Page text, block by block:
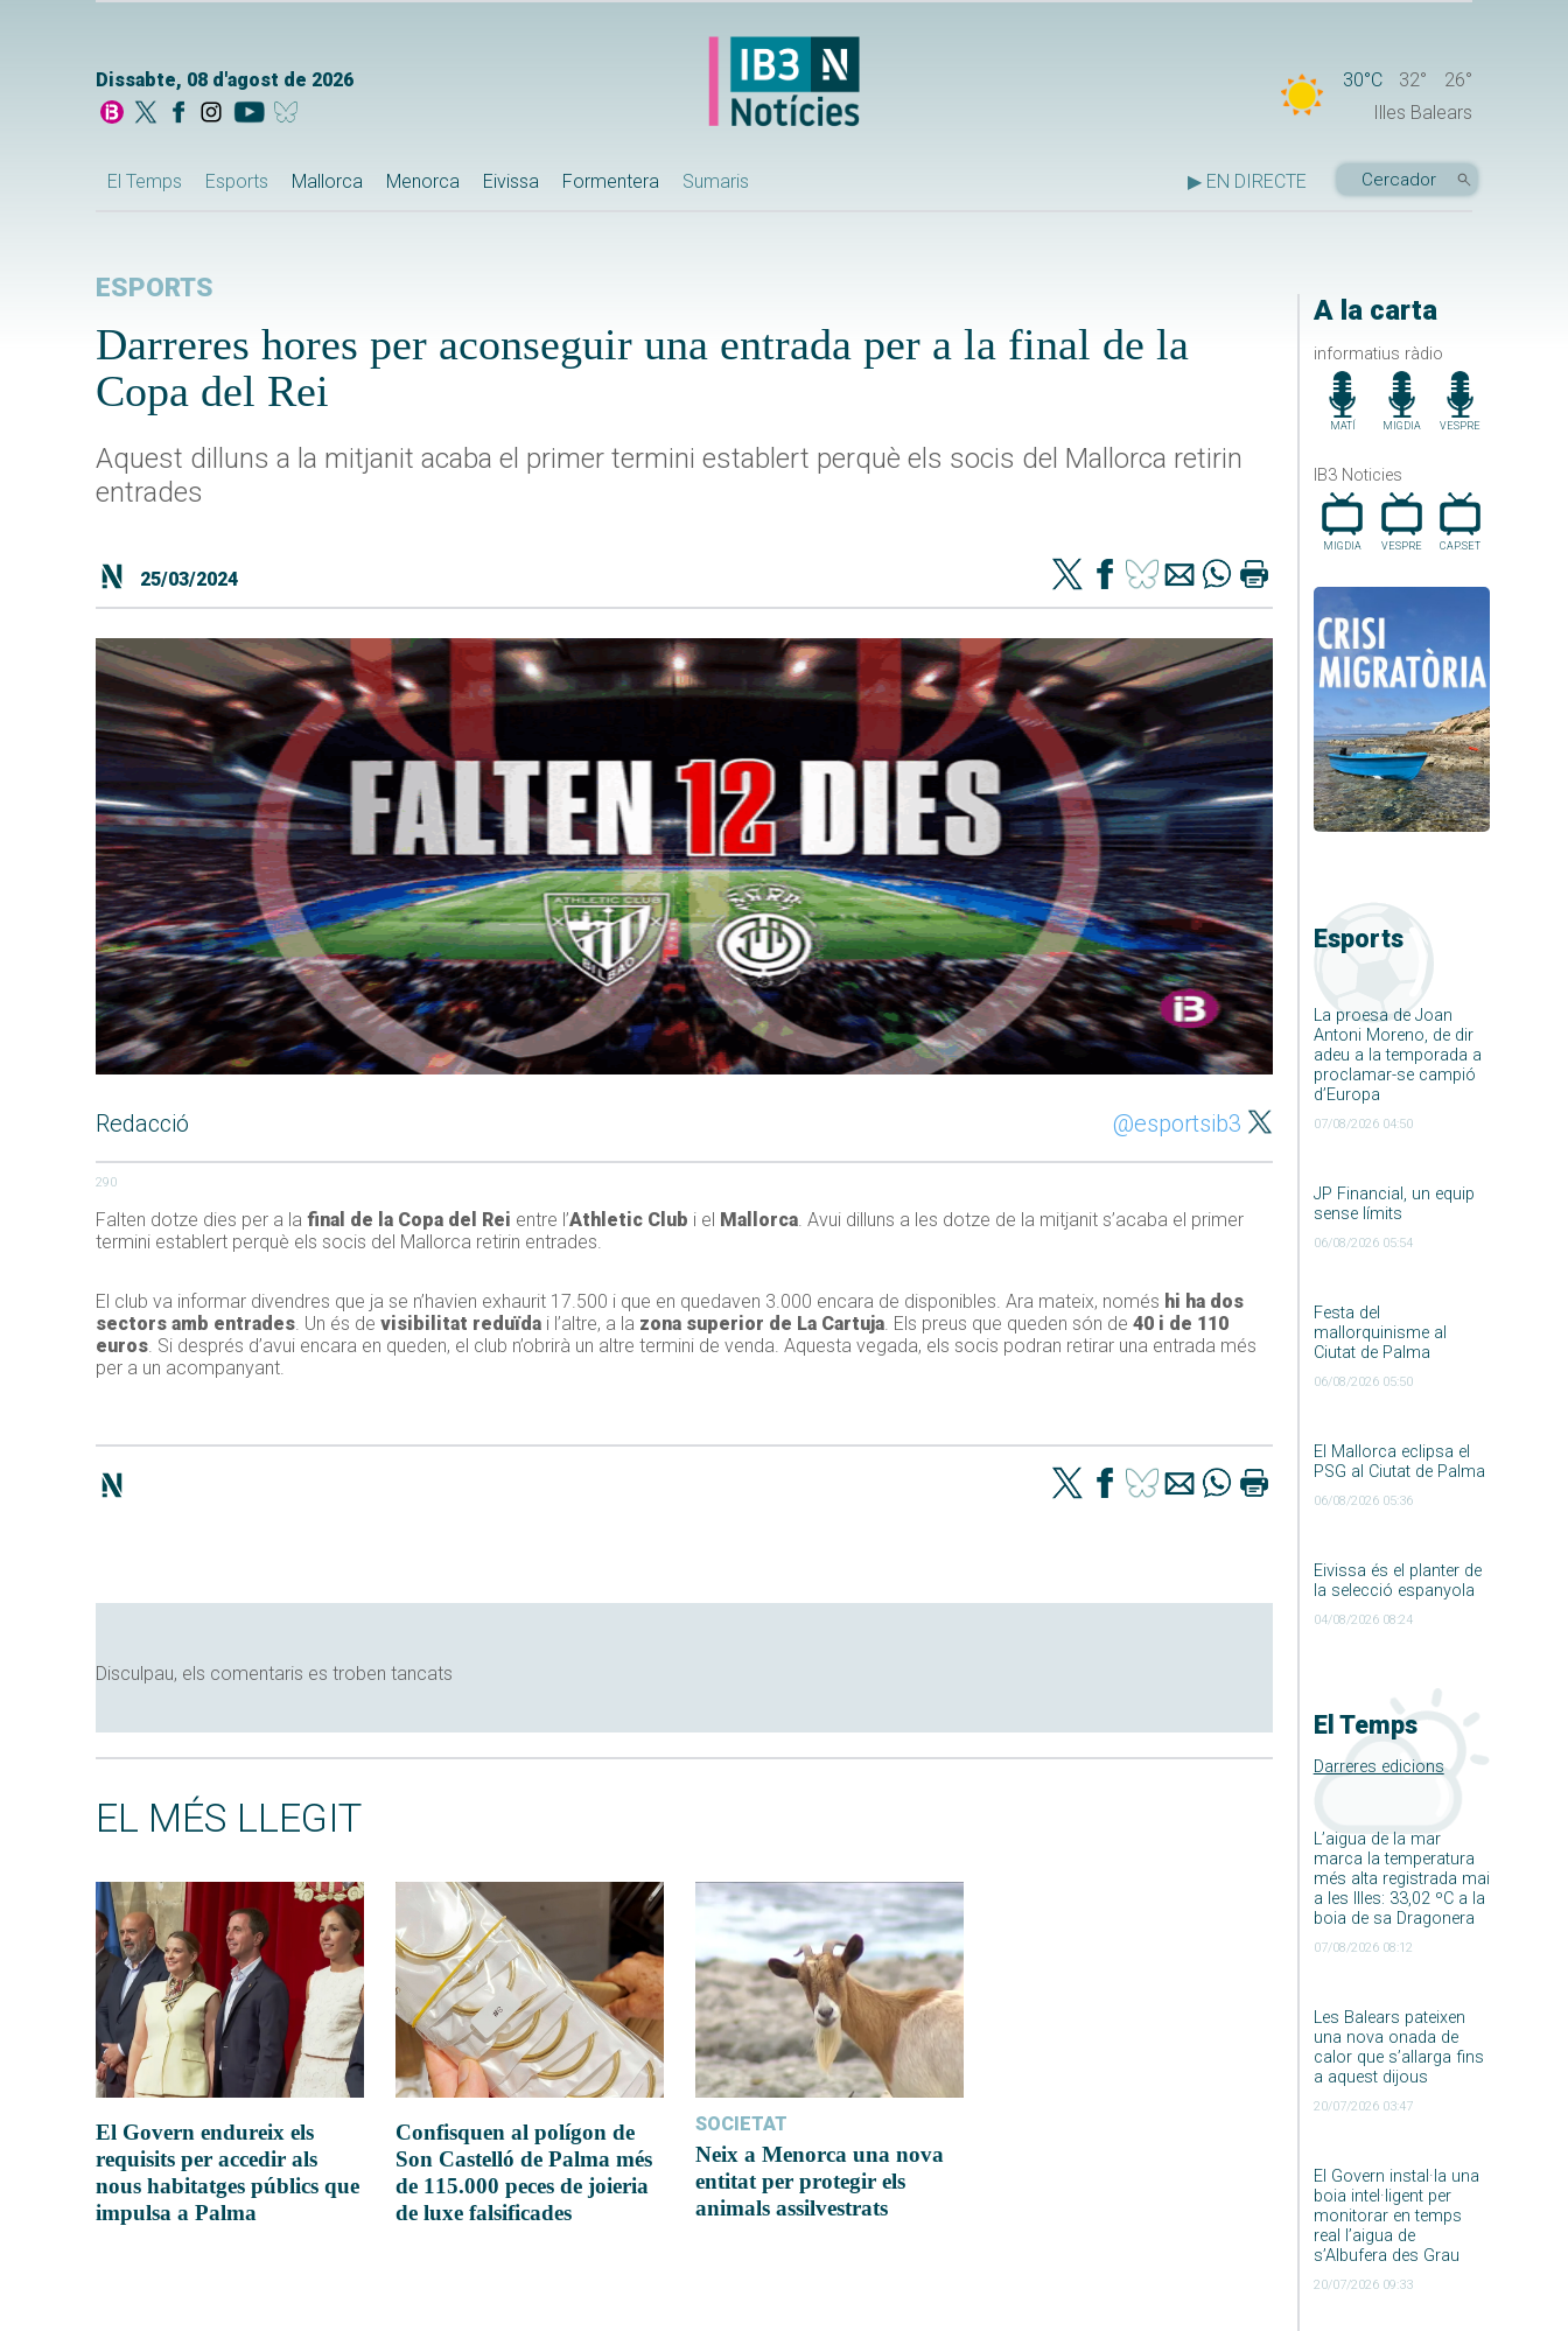
Dissabte, 08 d'agost de 2026 30°C 32°
26°
Illes Balears
El Temps Esports Mallorca Menorca Eivissa Formentera Sumaris ▶ EN DIRECTE
A la carta
informatius ràdio
MATÍ MIGDIA VESPRE
IB3 Noticies
MIGDIA VESPRE CAP.SET
Esports
La proesa de Joan
Antoni Moreno, de dir
adeu a la temporada a
proclamar-se campió
d’Europa
07/08/2026 04:50
JP Financial, un equip
sense límits
06/08/2026 05:54
Festa del
mallorquinisme al
Ciutat de Palma
06/08/2026 05:50
El Mallorca eclipsa el
PSG al Ciutat de Palma
06/08/2026 05:36
Eivissa és el planter de
la selecció espanyola
04/08/2026 08:24
El Temps
Darreres edicions
L’aigua de la mar
marca la temperatura
més alta registrada mai
a les Illes: 33,02 ºC a la
boia de sa Dragonera
07/08/2026 08:12
Les Balears pateixen
una nova onada de
calor que s’allarga fins
a aquest dijous
20/07/2026 03:47
El Govern instal·la una
boia intel·ligent per
monitorar en temps
real l’aigua de
s’Albufera des Grau
20/07/2026 09:33
ESPORTS
Darreres hores per aconseguir una entrada per a la final de la
Copa del Rei
Aquest dilluns a la mitjanit acaba el primer termini establert perquè els socis del Mallorca retirin
entrades
25/03/2024
Redacció @esportsib3
290
Falten dotze dies per a la final de la Copa del Rei entre l’Athletic Club i el Mallorca. Avui dilluns a les dotze de la mitjanit s’acaba el primer
termini establert perquè els socis del Mallorca retirin entrades.
El club va informar divendres que ja se n’havien exhaurit 17.500 i que en quedaven 3.000 encara de disponibles. Ara mateix, només hi ha dos
sectors amb entrades. Un és de visibilitat reduïda i l’altre, a la zona superior de La Cartuja. Els preus que queden són de 40 i de 110
euros. Si després d’avui encara en queden, el club n’obrirà un altre termini de venda. Aquesta vegada, els socis podran retirar una entrada més
per a un acompanyant.
Disculpau, els comentaris es troben tancats
EL MÉS LLEGIT
El Govern endureix els
requisits per accedir als
nous habitatges públics que
impulsa a Palma
Confisquen al polígon de
Son Castelló de Palma més
de 115.000 peces de joieria
de luxe falsificades
SOCIETAT
Neix a Menorca una nova
entitat per protegir els
animals assilvestrats